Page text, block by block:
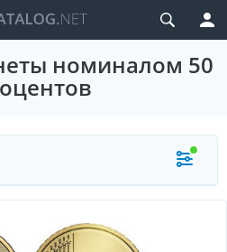
номиналом 50